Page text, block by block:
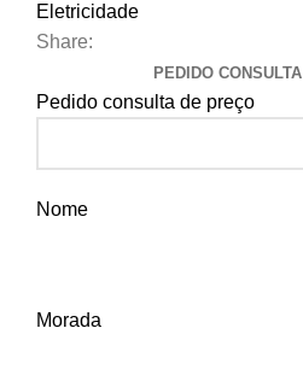
Eletricidade
Share:
PEDIDO
Pedido consulta de preço
Nome
Morada